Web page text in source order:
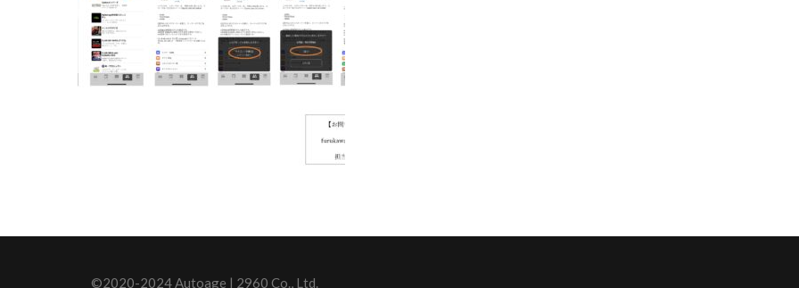
©2020-2024 Autoage | 2960 Co., Ltd.